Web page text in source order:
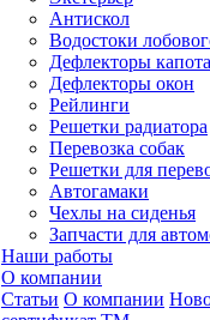
Антискол
Водостоки
Дефлекторы капота
Дефлекторы окон
Рейлинги
Решетки радиатора
Перевозка собак
Решетки для
Автогамаки
Чехлы на сиденья
Запчасти для
Наши работы
О компании
Статьи О компании